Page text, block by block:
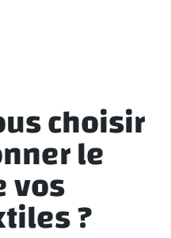
choisir
le
vos
?